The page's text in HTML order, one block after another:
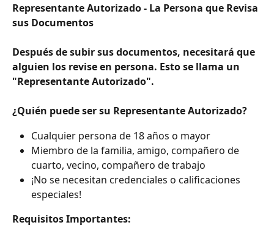
Representante Autorizado - La Persona que Revisa
sus Documentos
Después de subir sus documentos, necesitará que
alguien los revise en persona. Esto se llama un
"Representante Autorizado".
¿Quién puede ser su Representante Autorizado?
Cualquier persona de 18 años o mayor
Miembro de la familia, amigo, compañero de
cuarto, vecino, compañero de trabajo
¡No se necesitan credenciales o calificaciones
especiales!
Requisitos Importantes: